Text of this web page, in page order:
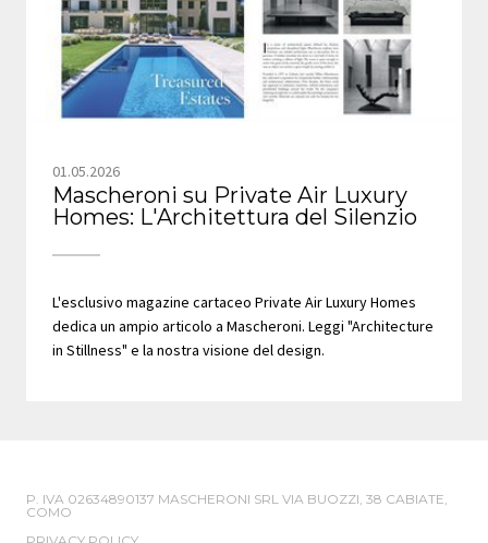
01.05.2026
Mascheroni su Private Air Luxury
Homes: L'Architettura del Silenzio
L'esclusivo magazine cartaceo Private Air Luxury Homes
dedica un ampio articolo a Mascheroni. Leggi "Architecture
in Stillness" e la nostra visione del design.
P. IVA 02634890137 MASCHERONI SRL VIA BUOZZI, 38 CABIATE,
COMO